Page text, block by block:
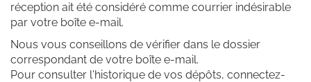
réception ait été considéré comme courrier indésirable
par votre boîte e-mail.
Nous vous conseillons de vérifier dans le dossier
correspondant de votre boîte e-mail.
Pour consulter l'historique de vos dépôts, connectez-